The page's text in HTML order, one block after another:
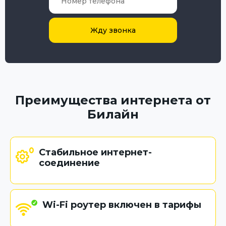
Жду звонка
Преимущества интернета от
Билайн
Стабильное интернет-
соединение
Wi-Fi роутер включен в тарифы